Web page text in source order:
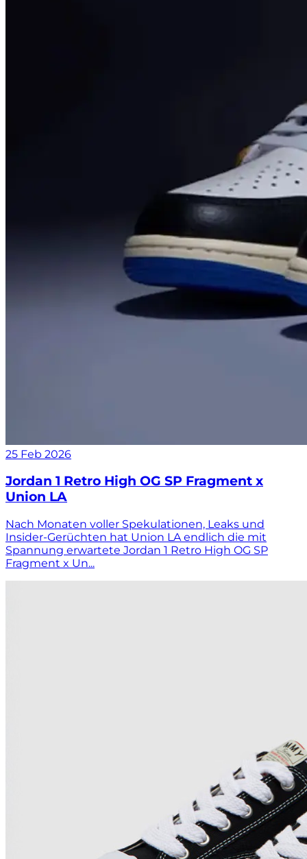
25 Feb 2026
Jordan 1 Retro High OG SP Fragment x
Union LA
Nach Monaten voller Spekulationen, Leaks und
Insider-Gerüchten hat Union LA endlich die mit
Spannung erwartete Jordan 1 Retro High OG SP
Fragment x Un...